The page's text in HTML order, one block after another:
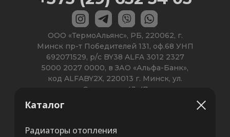
Каталог
Радиаторы отопления